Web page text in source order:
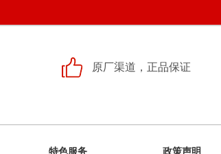
原厂渠道，正品保证
特色服务 政策声明